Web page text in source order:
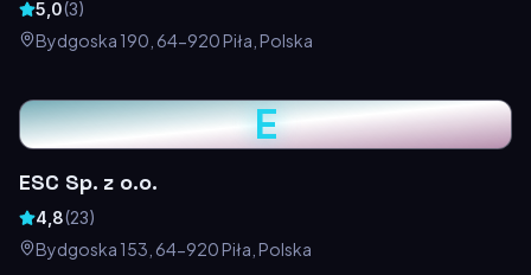
5,0(3)
Bydgoska 190, 64-920 Piła, Polska
E
ESC Sp. z o.o.
4,8(23)
Bydgoska 153, 64-920 Piła, Polska